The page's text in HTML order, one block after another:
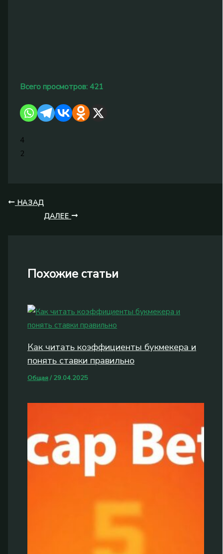
Всего просмотров: 421
4
2
НАЗАД
ДАЛЕЕ
Похожие статьи
Как читать коэффициенты букмекера и
понять ставки правильно
Общая/ 29.04.2025